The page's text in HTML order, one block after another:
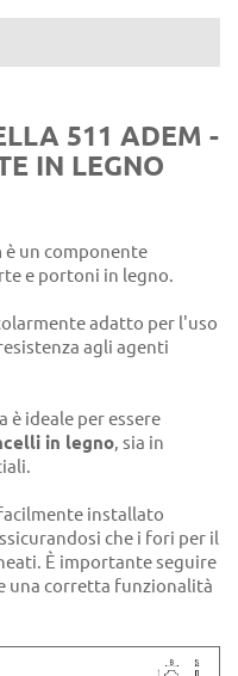
511 ADEM -
IN LEGNO
è un componente
e portoni in legno.
adatto per l'uso
agli agenti
è ideale per essere
in legno, sia in
installato
che i fori per il
È importante seguire
una corretta funzionalità